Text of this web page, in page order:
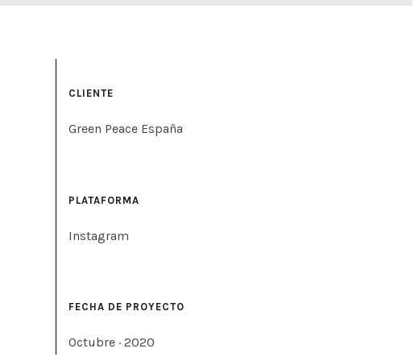
CLIENTE
Green Peace España
PLATAFORMA
Instagram
FECHA DE PROYECTO
Octubre · 2020